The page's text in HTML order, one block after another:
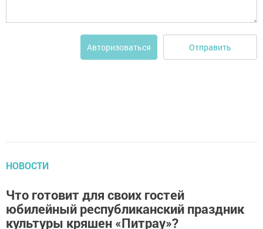
Авторизоваться Отправить
НОВОСТИ
Что готовит для своих гостей
юбилейный республиканский праздник
культуры кряшен «Питрау»?